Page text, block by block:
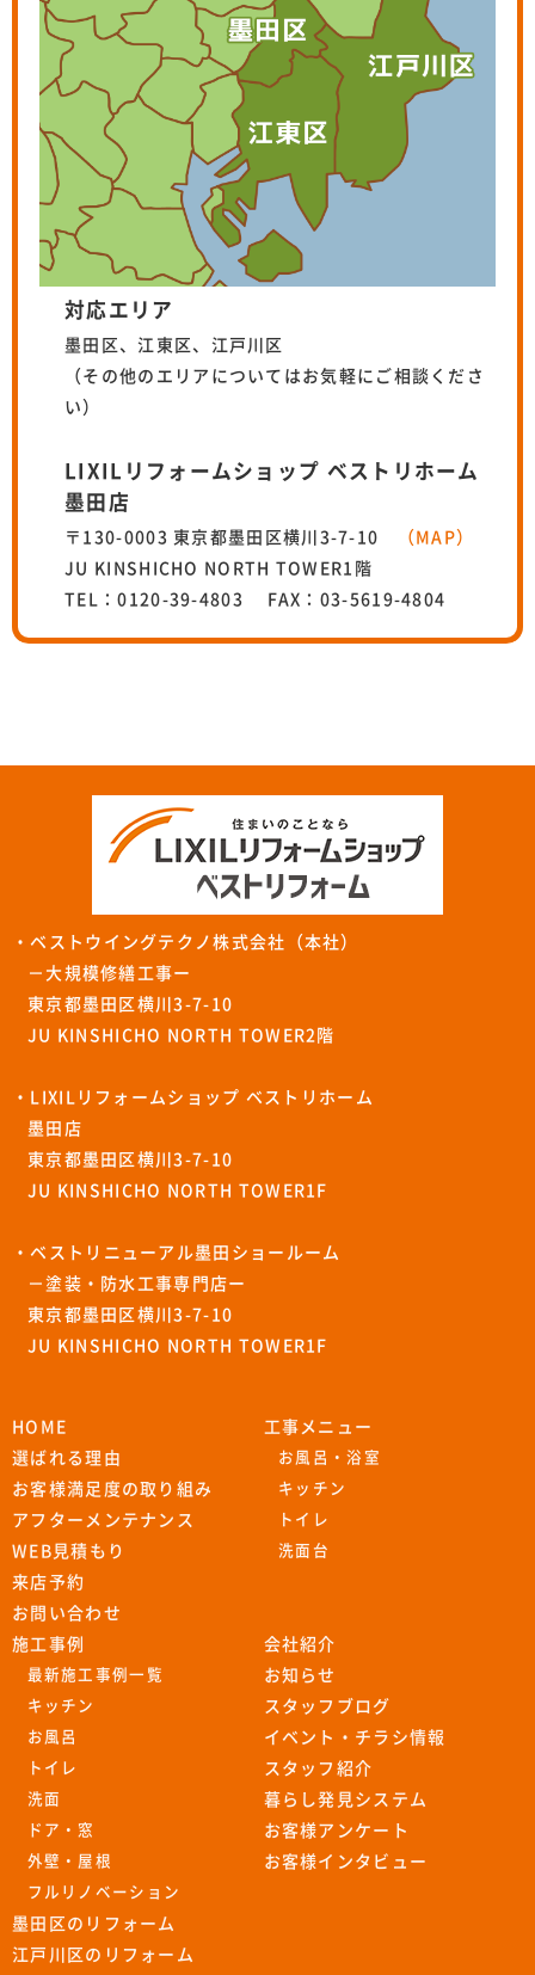
対応エリア
墨田区、江東区、江戸川区
（その他のエリアについてはお気軽にご相談くださ
い）
LIXILリフォームショップ ベストリホーム
墨田店
〒130-0003 東京都墨田区横川3-7-10
（MAP）
JU KINSHICHO NORTH TOWER1階
TEL：0120-39-4803 FAX：03-5619-4804
・ベストウイングテクノ株式会社（本社）
－大規模修繕工事ー
東京都墨田区横川3-7-10
JU KINSHICHO NORTH TOWER2階
・LIXILリフォームショップ ベストリホーム
墨田店
東京都墨田区横川3-7-10
JU KINSHICHO NORTH TOWER1F
・ベストリニューアル墨田ショールーム
－塗装・防水工事専門店ー
東京都墨田区横川3-7-10
JU KINSHICHO NORTH TOWER1F
HOME
選ばれる理由
お客様満足度の取り組み
アフターメンテナンス
WEB見積もり
来店予約
お問い合わせ
工事メニュー
お風呂・浴室
キッチン
トイレ
洗面台
施工事例
最新施工事例一覧
キッチン
お風呂
トイレ
洗面
ドア・窓
外壁・屋根
フルリノベーション
会社紹介
お知らせ
スタッフブログ
イベント・チラシ情報
スタッフ紹介
暮らし発見システム
お客様アンケート
お客様インタビュー
墨田区のリフォーム
江戸川区のリフォーム